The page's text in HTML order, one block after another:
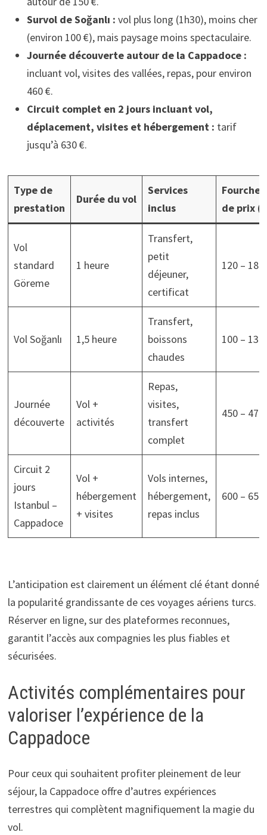
Survol de Soğanlı : vol plus long (1h30), moins cher
(environ 100 €), mais paysage moins spectaculaire.
Journée découverte autour de la Cappadoce :
incluant vol, visites des vallées, repas, pour environ
460 €.
Circuit complet en 2 jours incluant vol,
déplacement, visites et hébergement : tarif
jusqu’à 630 €.
Type de
prestation
Durée du vol
Services
inclus
de prix
Vol
standard
Göreme
1 heure
Transfert,
petit
déjeuner,
certificat
120 – 180
Vol Soğanlı 1,5 heure
Transfert,
boissons
chaudes
100 – 130
Journée
découverte
Vol +
activités
Repas,
visites,
transfert
complet
450 – 470
Circuit 2
jours
Istanbul –
Cappadoce
Vol +
hébergement
+ visites
Vols internes,
hébergement,
repas inclus
600 – 650
L’anticipation est clairement un élément clé étant donné
la popularité grandissante de ces voyages aériens turcs.
Réserver en ligne, sur des plateformes reconnues,
garantit l’accès aux compagnies les plus fiables et
sécurisées.
Activités complémentaires pour
valoriser l’expérience de la
Cappadoce
Pour ceux qui souhaitent profiter pleinement de leur
séjour, la Cappadoce offre d’autres expériences
terrestres qui complètent magnifiquement la magie du
vol.